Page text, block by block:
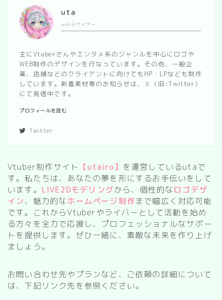
クリスマス
冬/winter
夏/summer
森
海
空
花
食べ物
部屋
uta
webデザイナー
主にVtuberさんやエンタメ系のジャンルを中心にロゴや
WEB制作のデザインを行なっています。その他、一般企
業、店舗などのクライアントに向けてもHP・LPなども制作
しています。新着素材等のお知らせは、Ｘ（旧:Twitter）
にて発信中です。
プロフィールを読む
Twitter
Vtuber制作サイト 【utairo】 を運営しているutaで
す。私たちは、あなたの夢を形にするお手伝いをして
います。 LIVE2Dモデリングから、個性的なロゴデザ
イン、魅力的なホームページ制作まで幅広く対応可能
です。これからVtuberやライバーとして活動を始め
る方々を全力で応援し、プロフェッショナルなサポー
トを提供します。ぜひ一緒に、素敵な未来を作り上げ
ましょう。
お問い合わせ先やプランなど、ご依頼の詳細について
は、下記リンク先を参照ください。